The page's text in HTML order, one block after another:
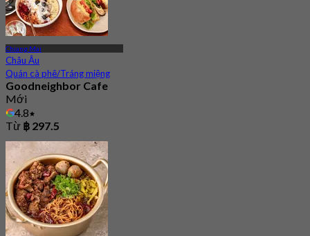
Chiang Mai
Châu Âu
Quán cà phê/Tráng miệng
Goodneighbor Cafe
Mới
4.8
Từ ฿ 297.5